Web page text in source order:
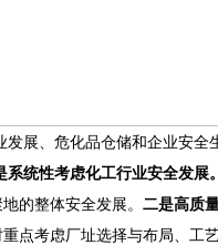
、危化品仓储和企业安全
统性考虑化工行业安全发展。
体安全发展。 二是高质量
考虑厂址选择与布局、工艺